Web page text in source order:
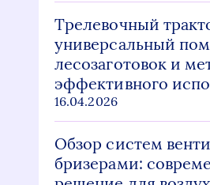
Трелевочный
универсальный
лесозаготовок и
эффективного
16.04.2026
Обзор систем
бризерами: